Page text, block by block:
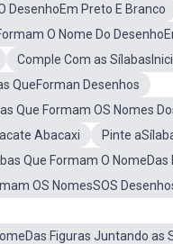
DesenhoEm Preto E Branco
O Nome Do
Comple Com as
QueForman Desenhos
Que Formam OS Nomes
Abacaxi
Pinte
Que Formam O NomeDas
OS NomesSOS
Figuras Juntando as